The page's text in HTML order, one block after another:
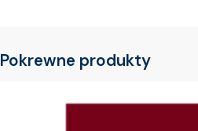
Pokrewne produkty